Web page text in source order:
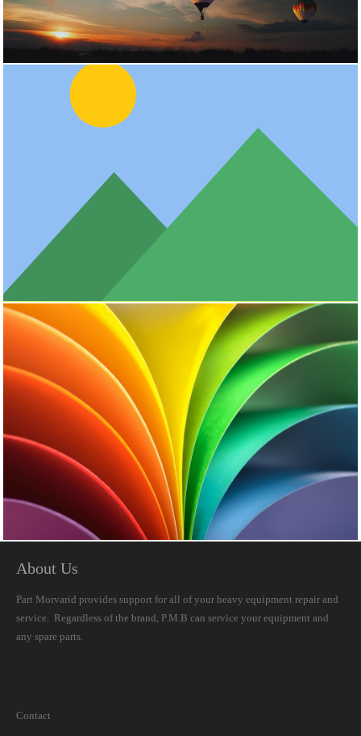
نمونه کار 13
نمونه کار 14
About Us
Part Morvarid provides support for all of your heavy equipment repair and
service. Regardless of the brand, P.M.B can service your equipment and
any spare parts.
Contact